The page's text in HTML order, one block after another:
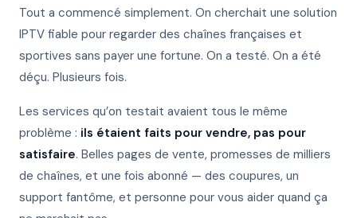
Tout a commencé simplement. On cherchait une solution
IPTV fiable pour regarder des chaînes françaises et
sportives sans payer une fortune. On a testé. On a été
déçu. Plusieurs fois.
Les services qu’on testait avaient tous le même
problème : ils étaient faits pour vendre, pas pour
satisfaire. Belles pages de vente, promesses de milliers
de chaînes, et une fois abonné — des coupures, un
support fantôme, et personne pour vous aider quand ça